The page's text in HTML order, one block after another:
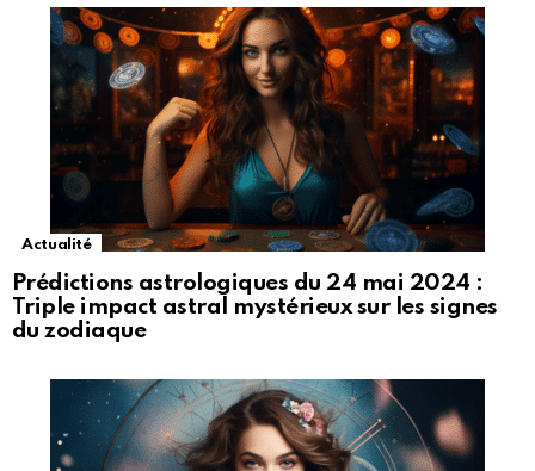
Actualité
Prédictions astrologiques du 24 mai 2024 :
Triple impact astral mystérieux sur les signes
du zodiaque